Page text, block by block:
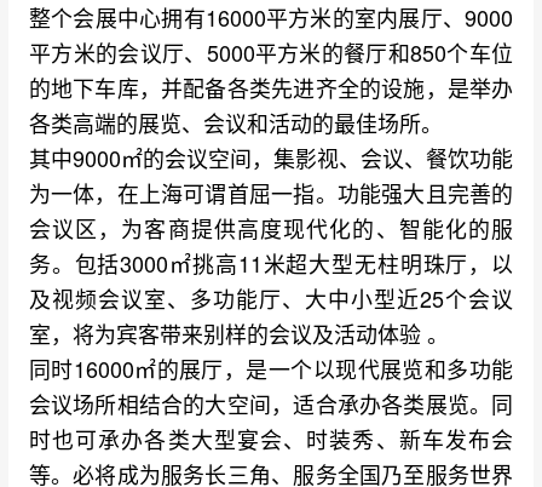
整个会展中心拥有16000平方米的室内展厅、9000
平方米的会议厅、5000平方米的餐厅和850个车位
的地下车库，并配备各类先进齐全的设施，是举办
各类高端的展览、会议和活动的最佳场所。
其中9000㎡的会议空间，集影视、会议、餐饮功能
为一体，在上海可谓首屈一指。功能强大且完善的
会议区，为客商提供高度现代化的、智能化的服
务。包括3000㎡挑高11米超大型无柱明珠厅，以
及视频会议室、多功能厅、大中小型近25个会议
室，将为宾客带来别样的会议及活动体验 。
同时16000㎡的展厅，是一个以现代展览和多功能
会议场所相结合的大空间，适合承办各类展览。同
时也可承办各类大型宴会、时装秀、新车发布会
等。必将成为服务长三角、服务全国乃至服务世界